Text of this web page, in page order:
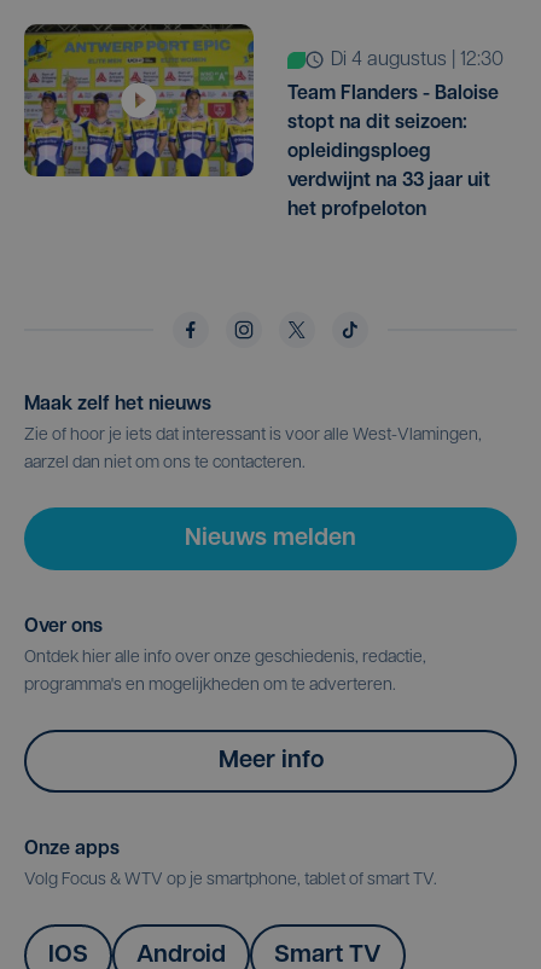
di 4 augustus | 12:30
Team Flanders - Baloise
stopt na dit seizoen:
opleidingsploeg
verdwijnt na 33 jaar uit
het profpeloton
Maak zelf het nieuws
Zie of hoor je iets dat interessant is voor alle West-Vlamingen,
aarzel dan niet om ons te contacteren.
Nieuws melden
Over ons
Ontdek hier alle info over onze geschiedenis, redactie,
programma's en mogelijkheden om te adverteren.
Meer info
Onze apps
Volg Focus & WTV op je smartphone, tablet of smart TV.
IOS Android Smart TV